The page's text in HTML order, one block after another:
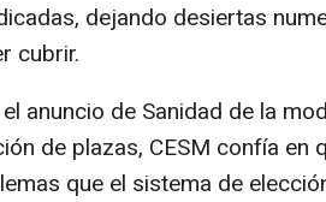
dejando desiertas
cubrir.
anuncio de Sanidad de la
de plazas, CESM confía
que el sistema de